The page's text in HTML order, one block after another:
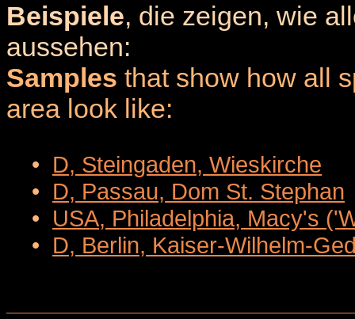
Beispiele, die zeigen, wie
aussehen:
Samples that show how all
area look like:
• D, Steingaden, Wieskirche
• D, Passau, Dom St. Stephan
• USA, Philadelphia, Macy's
• D, Berlin, Kaiser-Wilhelm-